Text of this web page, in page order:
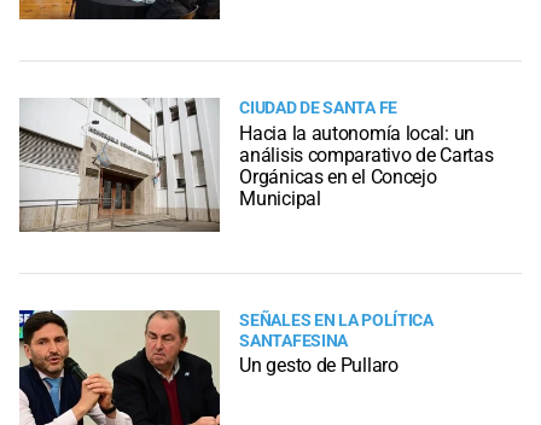
CIUDAD DE SANTA FE
Hacia la autonomía local: un
análisis comparativo de Cartas
Orgánicas en el Concejo
Municipal
SEÑALES EN LA POLÍTICA
SANTAFESINA
Un gesto de Pullaro